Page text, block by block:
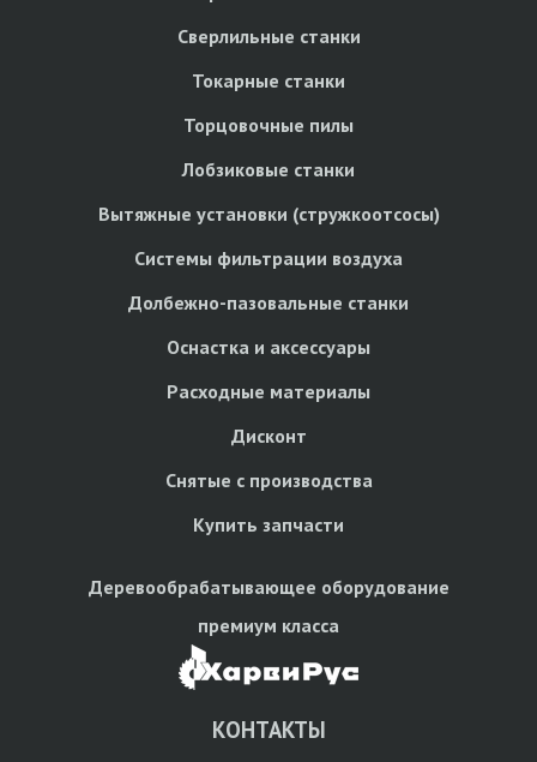
Сверлильные станки
Токарные станки
Торцовочные пилы
Лобзиковые станки
Вытяжные установки (стружкоотсосы)
Системы фильтрации воздуха
Долбежно-пазовальные станки
Оснастка и аксессуары
Расходные материалы
Дисконт
Снятые с производства
Купить запчасти
Деревообрабатывающее оборудование
премиум класса
КОНТАКТЫ